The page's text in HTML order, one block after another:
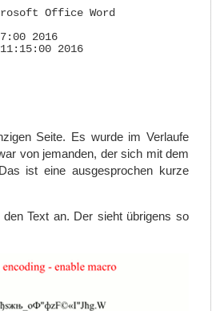
Office Word
2016
2016
Seite. Es wurde im Verlaufe
von jemanden, der sich mit dem
ist eine ausgesprochen kurze
Text an. Der sieht übrigens so